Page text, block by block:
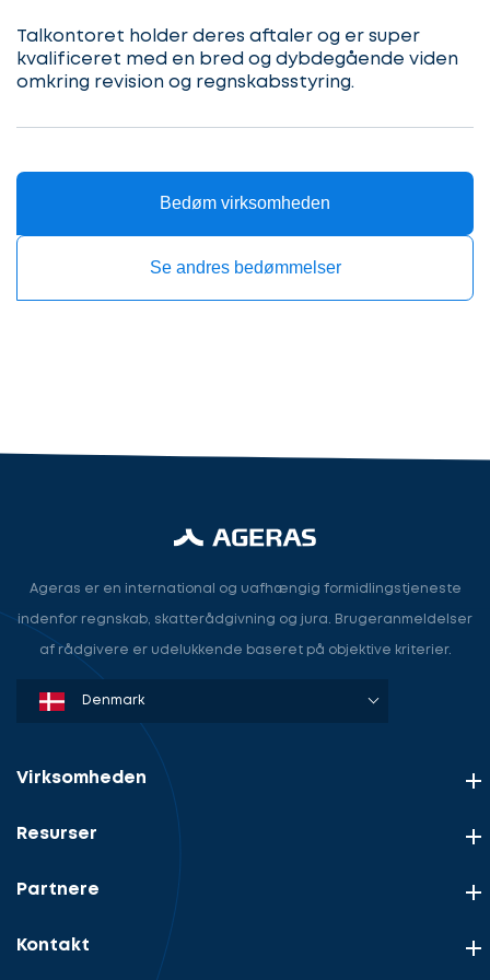
Talkontoret holder deres aftaler og er super
kvalificeret med en bred og dybdegående viden
omkring revision og regnskabsstyring.
Bedøm virksomheden
Se andres bedømmelser
din
sag
Hvilken
søger
Revisor/Bogholder
Ageras er en international og uafhængig formidlingstjeneste
indenfor regnskab, skatterådgivning og jura. Brugeranmeldelser
af rådgivere er udelukkende baseret på objektive kriterier.
Denmark
Sweden
Norway
Netherlands
Germany
USA
Virksomheden
Resurser
Partnere
Kontakt